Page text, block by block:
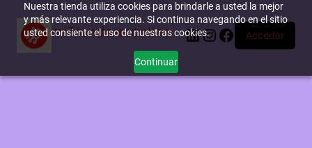
Nuestra tienda utiliza cookies para brindarle a usted la mejor
y más relevante experiencia. Si continua navegando en el sitio
usted consiente el uso de nuestras cookies.
Continuar
miTienda-e.online LinkedIn
Instagram
Facebook
Acceder